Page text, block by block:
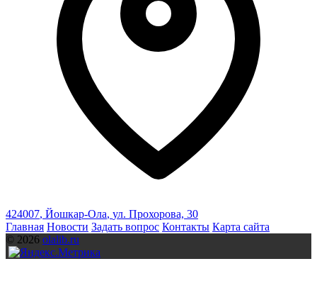
424007, Йошкар-Ола, ул. Прохорова, 30
Главная Новости Задать вопрос Контакты Карта сайта
© 2026 olalib.ru